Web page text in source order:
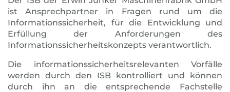
ist Ansprechpartner in Fragen rund um die
Informationssicherheit, für die Entwicklung und
Erfüllung der Anforderungen des
Informationssicherheitskonzepts verantwortlich.
Die informationssicherheitsrelevanten Vorfälle
werden durch den ISB kontrolliert und können
durch ihn an die entsprechende Fachstelle